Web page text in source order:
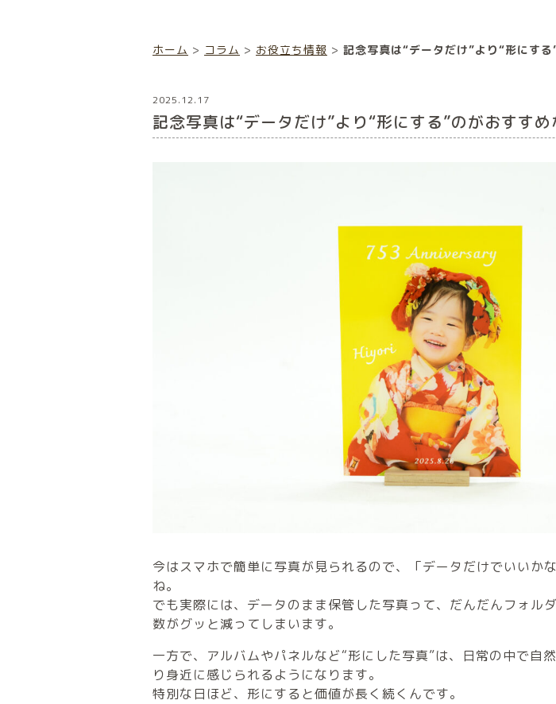
ホーム > コラム > お役立ち情報 > 記念写真は“データだけ”より“形にす
2025.12.17
記念写真は“データだけ”より“形にする”のがおすすめ
今はスマホで簡単に写真が見られるので、「データだけでいいか
ね。
でも実際には、データのまま保管した写真って、だんだんフォル
数がグッと減ってしまいます。
一方で、アルバムやパネルなど“形にした写真”は、日常の中で自
り身近に感じられるようになります。
特別な日ほど、形にすると価値が長く続くんです。